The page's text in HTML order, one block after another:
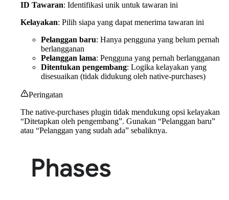
ID Tawaran: Identifikasi unik untuk tawaran ini
Kelayakan: Pilih siapa yang dapat menerima tawaran ini
Pelanggan baru: Hanya pengguna yang belum pernah
berlangganan
Pelanggan lama: Pengguna yang pernah berlangganan
Ditentukan pengembang: Logika kelayakan yang
disesuaikan (tidak didukung oleh native-purchases)
Peringatan
The native-purchases plugin tidak mendukung opsi kelayakan
“Ditetapkan oleh pengembang”. Gunakan “Pelanggan baru”
atau “Pelanggan yang sudah ada” sebaliknya.